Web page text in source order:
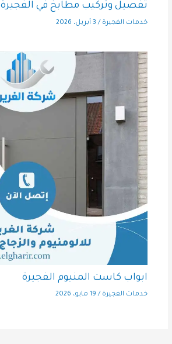
تفصيل وتركيب مطابخ في الفجيرة
خدمات الفجيرة / 3 أبريل، 2026
ابواب كاست المنيوم الفجيرة
خدمات الفجيرة / 19 مايو، 2026